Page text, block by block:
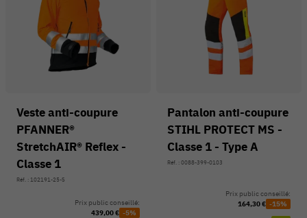
V
Veste anti-coupure
PFANNER®
StretchAIR® Reflex -
Classe 1
Réf. : 102191-25-S
Prix public conseillé:
439,00 € -5%
Pantalon anti-coupure
STIHL PROTECT MS -
Classe 1 - Type A
Réf. : 0088-399-0103
Prix public conseillé:
164,30 € -15%